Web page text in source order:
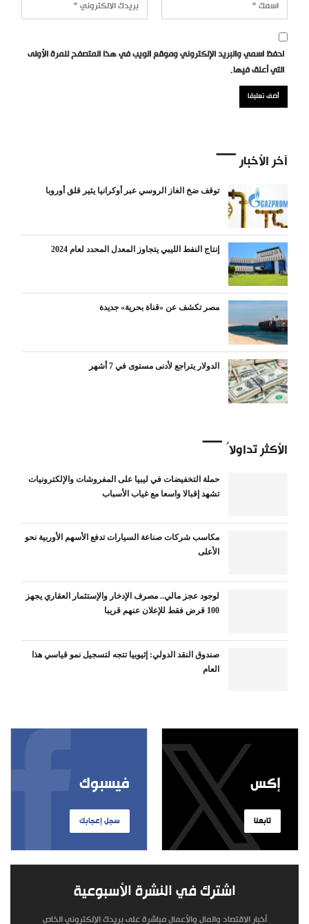
احفظ اسمي والبريد الإلكتروني وموقع الويب في هذا المتصفح للمرة الأولى
التي أعلق فيها.
آخر الأخبار
توقف ضخ الغاز الروسي عبر أوكرانيا يثير قلق أوروبا
إنتاج النفط الليبي يتجاوز المعدل المحدد لعام 2024
مصر تكشف عن «قناة بحرية» جديدة
الدولار يتراجع لأدنى مستوى في 7 أشهر
الأكثر تداولاً
حملة التخفيضات في ليبيا على المفروشات والإلكترونيات
تشهد إقبالا واسعا مع غياب الأسباب
مكاسب شركات صناعة السيارات تدفع الأسهم الأوربية نحو
الأعلى
لوجود عجز مالي.. مصرف الإدخار والإستثمار العقاري يجهز
100 قرض فقط للإعلان عنهم قريبا
صندوق النقد الدولي: إثيوبيا تتجه لتسجيل نمو قياسي هذا
العام
فيسبوك
سجل إعجابك
إكس
تابعنا
اشترك في النشرة الأسبوعية
أخبار الاقتصاد والمال والأعمال مباشرة على بريدك الإلكتروني الخاص